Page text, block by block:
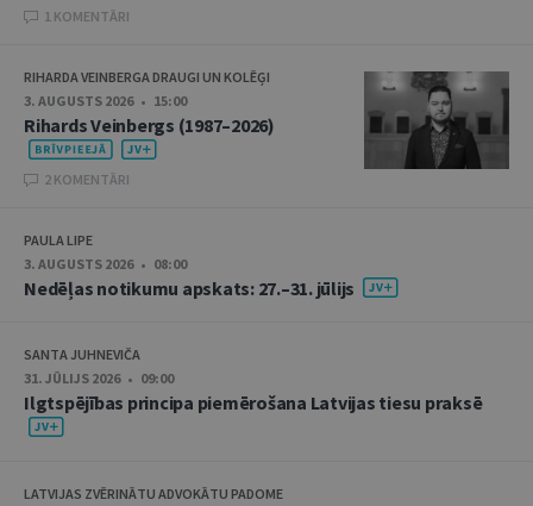
1 KOMENTĀRI
RIHARDA VEINBERGA DRAUGI UN KOLĒĢI
3. AUGUSTS 2026 • 15:00
Rihards Veinbergs (1987–2026)
2 KOMENTĀRI
PAULA LIPE
3. AUGUSTS 2026 • 08:00
Nedēļas notikumu apskats: 27.–31. jūlijs
SANTA JUHNEVIČA
31. JŪLIJS 2026 • 09:00
Ilgtspējības principa piemērošana Latvijas tiesu praksē
LATVIJAS ZVĒRINĀTU ADVOKĀTU PADOME